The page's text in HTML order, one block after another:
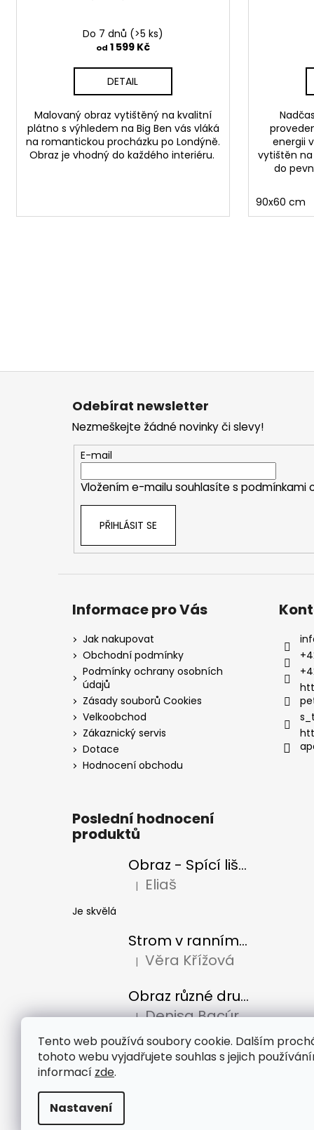
Tento web používá soubory cookie. Dalším
tohoto webu vyjadřujete souhlas s jejich
informací zde.
Nastavení
Do 7 dnů (>5 ks)
od 1 599 Kč
DETAIL
Malovaný obraz vytištěný na kvalitní
plátno s výhledem na Big Ben vás vláká
na romantickou procházku po Londýně.
Obraz je vhodný do každého interiéru.
energii
vytištěn
do
90x60 cm
Z
Odebírat newsletter
Nezmeškejte žádné novinky či slevy!
E-mail
Vložením e-mailu souhlasíte s podmínkami
PŘIHLÁSIT SE
Informace pro Vás
Jak nakupovat
Obchodní podmínky
Podmínky ochrany osobních
údajů
Zásady souborů Cookies
Velkoobchod
Zákaznický servis
Dotace
Hodnocení obchodu
Poslední hodnocení
produktů
Obraz - Spící liška
Hodnocení produktu je 5 z 5 hvězdiček.
| Eliaš
Je skvělá
Strom v ranním slunci
Hodnocení produktu je 5 z 5 hvězdiček.
| Věra Křížová
Obraz různé druhy káv
Hodnocení produktu je 5 z 5
| Denisa Bacúrová
Copyright 2026